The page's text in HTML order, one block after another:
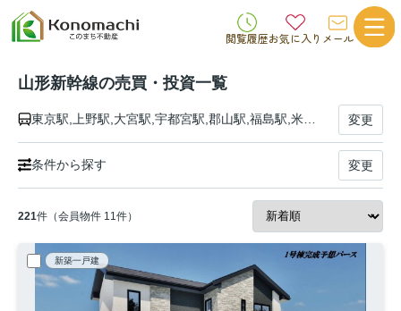
閲覧履歴お気に入り メール
山形新幹線の売買・投資一覧
東京駅,上野駅,大宮駅,宇都宮駅,郡山駅,福島駅,米沢駅,高畠駅,赤湯駅,かみのやま温泉駅,山形駅,天童駅,さくらんぼ東根駅,村山駅,大石田駅,新庄駅 変更
条件から探す 変更
221件（会員物件 11件）
新築一戸建